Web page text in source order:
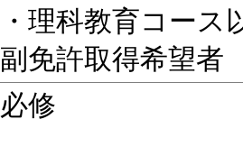
・理科教育コー
副免許取得希望者
必修